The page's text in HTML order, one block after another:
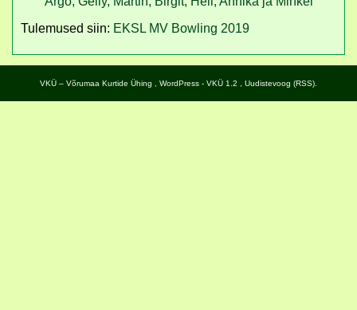
Tulemused siin: EKSL MV Bowling 2019
VKÜ – Võrumaa Kurtide Ühing WordPress - VKÜ 1.2 , Uudistevoog (RSS)